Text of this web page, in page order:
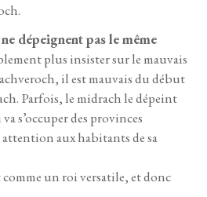
dépeignent pas le même
plus insister sur le mauvais
il est mauvais du début
Parfois, le midrach le dépeint
s’occuper des provinces
aux habitants de sa
un roi versatile, et donc